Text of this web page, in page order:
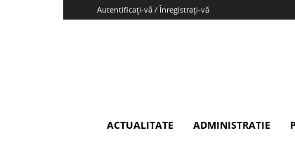
Autentificați-vă / Înregistrați-vă
ACTUALITATE ADMINISTRATIE